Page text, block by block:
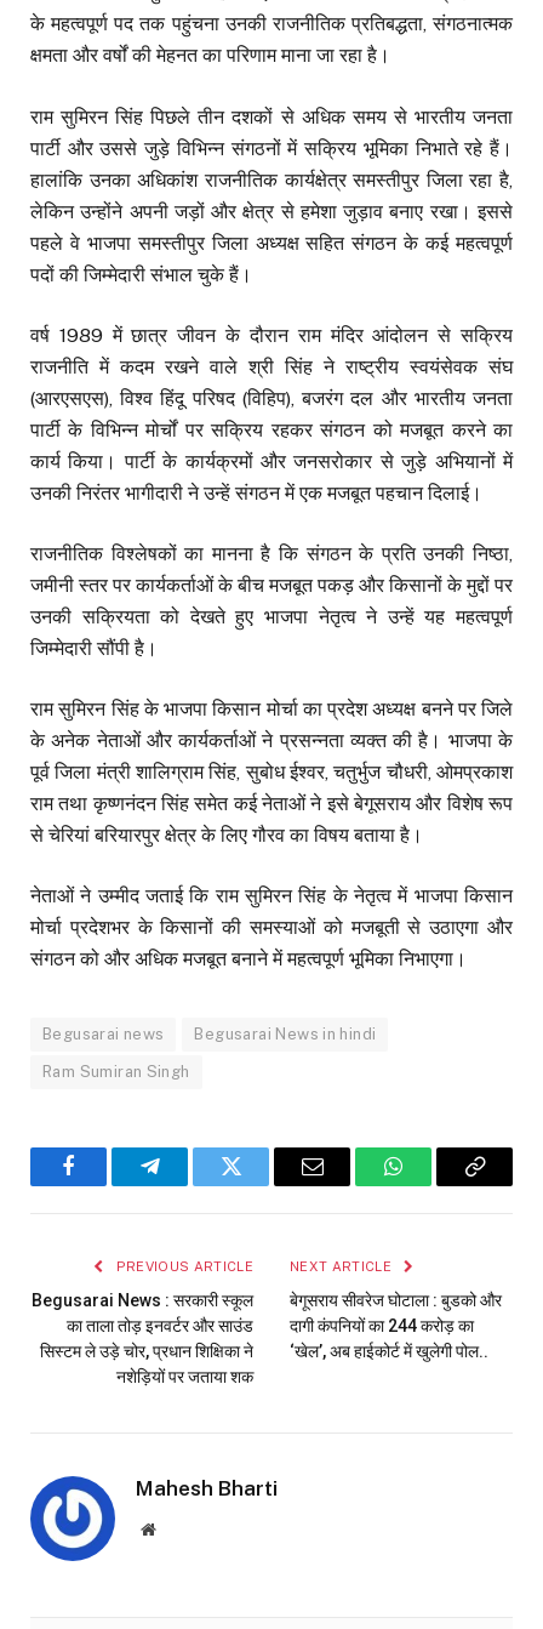
के महत्वपूर्ण पद तक पहुंचना उनकी राजनीतिक प्रतिबद्धता, संगठनात्मक
क्षमता और वर्षों की मेहनत का परिणाम माना जा रहा है।
राम सुमिरन सिंह पिछले तीन दशकों से अधिक समय से भारतीय जनता
पार्टी और उससे जुड़े विभिन्न संगठनों में सक्रिय भूमिका निभाते रहे हैं।
हालांकि उनका अधिकांश राजनीतिक कार्यक्षेत्र समस्तीपुर जिला रहा है,
लेकिन उन्होंने अपनी जड़ों और क्षेत्र से हमेशा जुड़ाव बनाए रखा। इससे
पहले वे भाजपा समस्तीपुर जिला अध्यक्ष सहित संगठन के कई महत्वपूर्ण
पदों की जिम्मेदारी संभाल चुके हैं।
वर्ष 1989 में छात्र जीवन के दौरान राम मंदिर आंदोलन से सक्रिय
राजनीति में कदम रखने वाले श्री सिंह ने राष्ट्रीय स्वयंसेवक संघ
(आरएसएस), विश्व हिंदू परिषद (विहिप), बजरंग दल और भारतीय जनता
पार्टी के विभिन्न मोर्चों पर सक्रिय रहकर संगठन को मजबूत करने का
कार्य किया। पार्टी के कार्यक्रमों और जनसरोकार से जुड़े अभियानों में
उनकी निरंतर भागीदारी ने उन्हें संगठन में एक मजबूत पहचान दिलाई।
राजनीतिक विश्लेषकों का मानना है कि संगठन के प्रति उनकी निष्ठा,
जमीनी स्तर पर कार्यकर्ताओं के बीच मजबूत पकड़ और किसानों के मुद्दों पर
उनकी सक्रियता को देखते हुए भाजपा नेतृत्व ने उन्हें यह महत्वपूर्ण
जिम्मेदारी सौंपी है।
राम सुमिरन सिंह के भाजपा किसान मोर्चा का प्रदेश अध्यक्ष बनने पर जिले
के अनेक नेताओं और कार्यकर्ताओं ने प्रसन्नता व्यक्त की है। भाजपा के
पूर्व जिला मंत्री शालिग्राम सिंह, सुबोध ईश्वर, चतुर्भुज चौधरी, ओमप्रकाश
राम तथा कृष्णनंदन सिंह समेत कई नेताओं ने इसे बेगूसराय और विशेष रूप
से चेरियां बरियारपुर क्षेत्र के लिए गौरव का विषय बताया है।
नेताओं ने उम्मीद जताई कि राम सुमिरन सिंह के नेतृत्व में भाजपा किसान
मोर्चा प्रदेशभर के किसानों की समस्याओं को मजबूती से उठाएगा और
संगठन को और अधिक मजबूत बनाने में महत्वपूर्ण भूमिका निभाएगा।
Begusarai news Begusarai News in hindi
Ram Sumiran Singh
FacebookTelegramTwitter Email WhatsAppCopy
PREVIOUS ARTICLE
Begusarai News : सरकारी स्कूल
का ताला तोड़ इनवर्टर और साउंड
सिस्टम ले उड़े चोर, प्रधान शिक्षिका ने
नशेड़ियों पर जताया शक
NEXT ARTICLE
बेगूसराय सीवरेज घोटाला : बुडको और
दागी कंपनियों का 244 करोड़ का
‘खेल’, अब हाईकोर्ट में खुलेगी पोल..
Mahesh Bharti
Website